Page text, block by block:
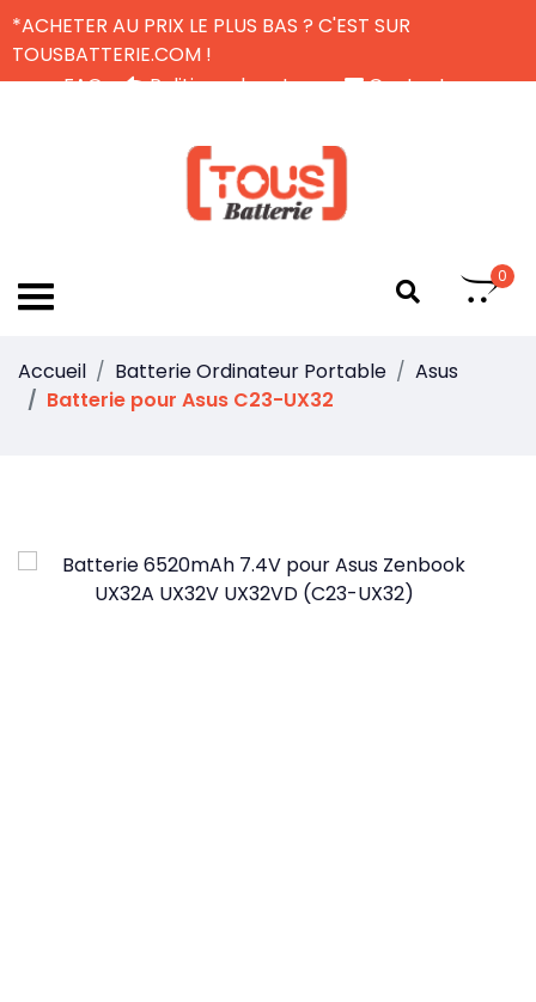
*ACHETER AU PRIX LE PLUS BAS ? C'EST SUR
TOUSBATTERIE.COM !
FAQ
Politique de retour
Contactez-nous
0
Accueil Batterie Ordinateur Portable
Asus
Batterie pour Asus C23-UX32